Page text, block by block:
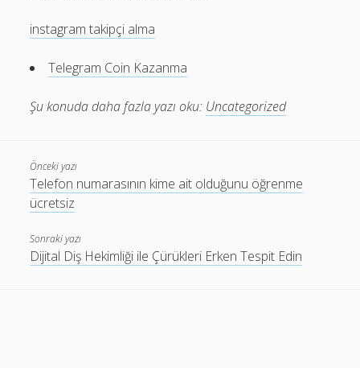
instagram takipçi alma
Telegram Coin Kazanma
Şu konuda daha fazla yazı oku: Uncategorized
Önceki yazı
Telefon numarasının kime ait olduğunu öğrenme
ücretsiz
Sonraki yazı
Dijital Diş Hekimliği ile Çürükleri Erken Tespit Edin